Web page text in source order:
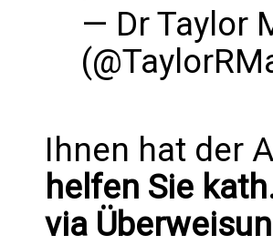
— Dr Taylor
Ihnen hat der
helfen Sie
via